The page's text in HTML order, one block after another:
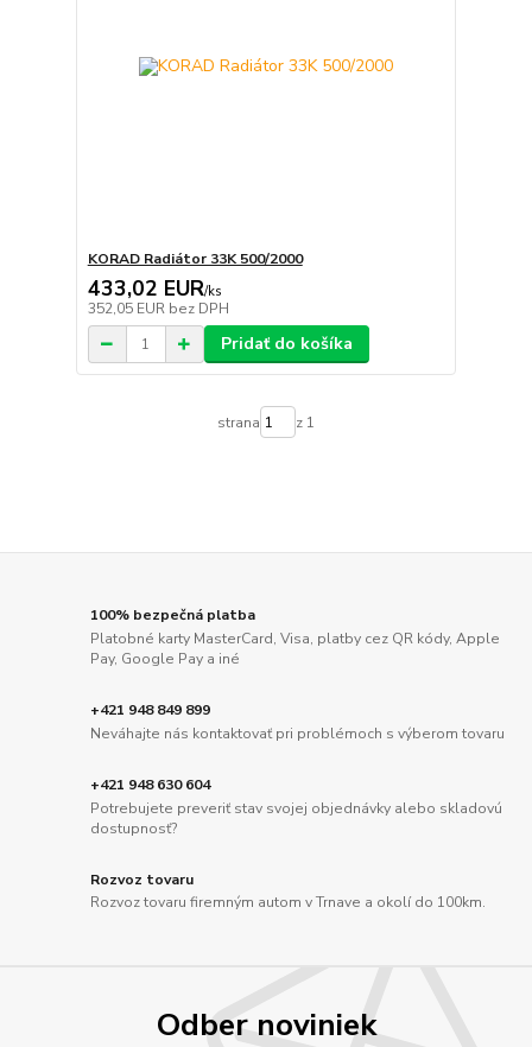
KORAD Radiátor 33K 500/2000
433,02 EUR/ks
352,05 EUR bez DPH
Pridať do košíka
strana z 1
100% bezpečná platba
Platobné karty MasterCard, Visa, platby cez QR kódy, Apple
Pay, Google Pay a iné
+421 948 849 899
Neváhajte nás kontaktovať pri problémoch s výberom tovaru
+421 948 630 604
Potrebujete preveriť stav svojej objednávky alebo skladovú
dostupnosť?
Rozvoz tovaru
Rozvoz tovaru firemným autom v Trnave a okolí do 100km.
Odber noviniek